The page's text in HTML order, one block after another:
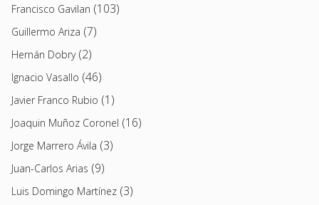
Francisco Gavilan (103)
Guillermo Ariza (7)
Hernán Dobry(2)
Ignacio Vasallo (46)
Javier Franco Rubio (1)
Joaquin Muñoz Coronel (16)
Jorge Marrero Ávila (3)
Juan-Carlos Arias (9)
Luis Domingo Martínez (3)